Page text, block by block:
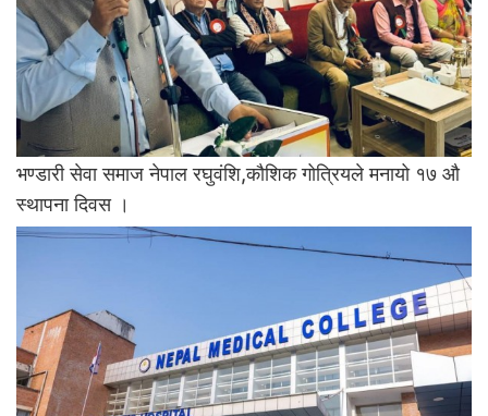
भण्डारी सेवा समाज नेपाल रघुवंशि,कौशिक गोत्रियले मनायो १७ औ
स्थापना दिवस ।